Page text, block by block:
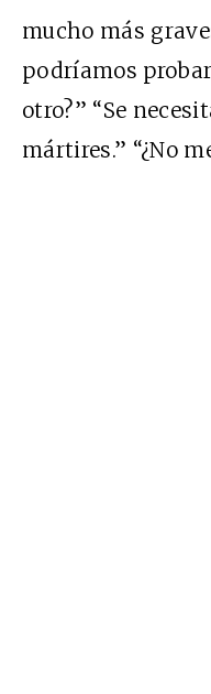
mucho más
podríamos
otro?” “Se
mártires.” “¿No